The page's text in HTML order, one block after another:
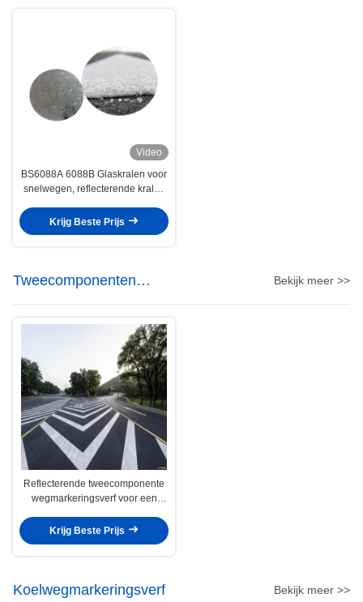
Video
BS6088A 6088B Glaskralen voor
snelwegen, reflecterende kralen
Krijg Beste Prijs
Tweecomponenten
wegmarkeringsverf
Bekijk meer >>
Reflecterende tweecomponente
wegmarkeringsverf voor een
Krijg Beste Prijs
Koelwegmarkeringsverf Bekijk meer >>